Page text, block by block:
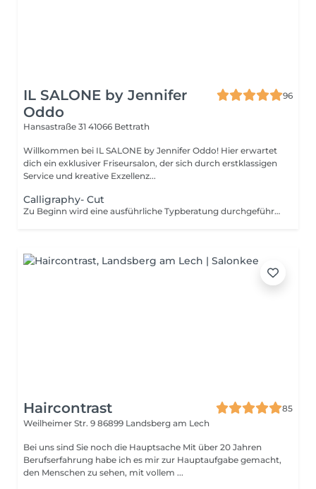
IL SALONE by Jennifer
Oddo
96
Hansastraße 31 41066 Bettrath
Willkommen bei IL SALONE by Jennifer Oddo! Hier erwartet
dich ein exklusiver Friseursalon, der sich durch erstklassigen
Service und kreative Exzellenz...
Calligraphy- Cut
Zu Beginn wird eine ausführliche Typberatung durchgeführt, bei der Ihre individuellen Bedürfnisse und Vorlieben detailliert besprochen werden, um eine maßgeschneiderte Empfehlung zu geben. Anschließend folgen das Waschen, Pflegen, Schneiden und Stylen Ihrer Haare, um den gewünschten Look zu kreieren. Was ist Calligraphy Cut ? Eine 3 Grad geneigte, scharfe Klinge schneidet konstant im 21 Grad Winkel und gleitet so sanft durch das Haar. Der bis zu 270% größere Querschnitt sorgt für mehr Volumen, weniger Spliss, mehr Glanz und gesundes Haar.
Haircontrast
85
Weilheimer Str. 9 86899 Landsberg am Lech
Bei uns sind Sie noch die Hauptsache Mit über 20 Jahren
Berufserfahrung habe ich es mir zur Hauptaufgabe gemacht,
den Menschen zu sehen, mit vollem ...